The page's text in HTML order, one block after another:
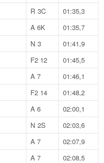
R 3C
01:35,3
A 6K
01:35,7
N 3
01:41,9
F2 12
01:45,5
A 7
01:46,1
F2 14
01:48,2
A 6
02:00,1
N 2S
02:03,6
A 7
02:07,9
A 7
02:08,5